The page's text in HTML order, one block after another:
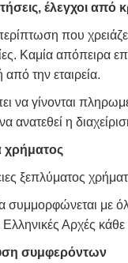
έλεγχοι από
που
Καμία απόπειρα
την εταιρεία.
να γίνονται
ανατεθεί η
χρήματος
ξεπλύματος
συμμορφώνεται με
Ελληνικές Αρχές
συμφερόντων